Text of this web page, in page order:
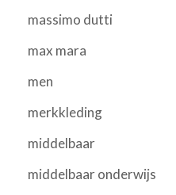
massimo dutti
max mara
men
merkkleding
middelbaar
middelbaar onderwijs